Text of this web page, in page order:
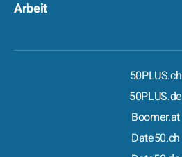
Arbeit
50PLUS.ch
50PLUS.de
Boomer.at
Date50.ch